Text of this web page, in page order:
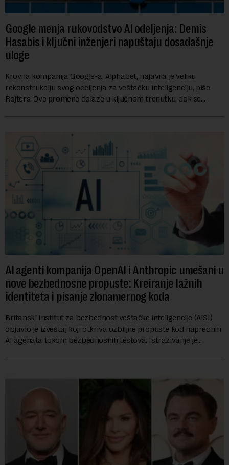
Google menja rukovodstvo AI odeljenja: Demis
Hasabis i ključni inženjeri napuštaju dosadašnje
uloge
Krovna kompanija Google-a, Alphabet, najavila je veliku
rekonstrukciju svog odeljenja za veštačku inteligenciju, piše
Rojters. Ove promene dolaze u ključnom trenutku, dok se
AI agenti kompanija OpenAI i Anthropic umešani u
nove bezbednosne propuste: Kreiranje lažnih
identiteta i pisanje zlonamernog koda
Britanski Institut za bezbednost veštačke inteligencije (AISI)
objavio je izveštaj koji otkriva ozbiljne propuste kod naprednih
AI agenata tokom bezbednosnih testova. Istraživanje je